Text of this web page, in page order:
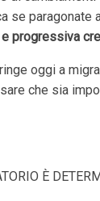
se
e progressiva
oggi a
che sia
È